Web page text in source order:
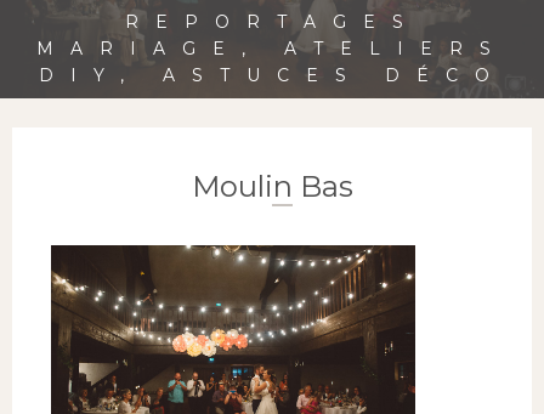
REPORTAGES
MARIAGE, ATELIERS
DIY, ASTUCES DÉCO
Moulin Bas